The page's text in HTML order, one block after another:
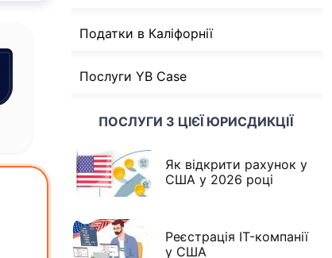
Податки в Каліфорнії
Послуги YB Case
ПОСЛУГИ З ЦІЄЇ ЮРИСДИКЦІЇ
Як відкрити рахунок у
США у 2026 році
Реєстрація IT-компанії
у США